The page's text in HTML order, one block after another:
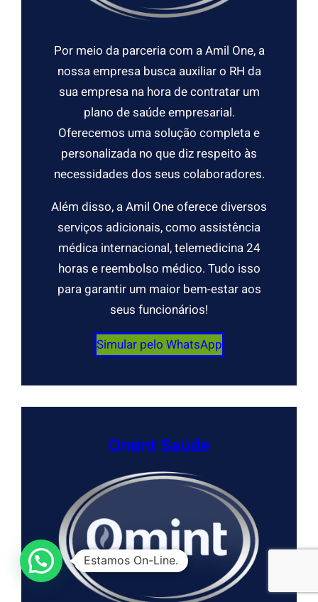
Por meio da parceria com a Amil One, a
nossa empresa busca auxiliar o RH da
sua empresa na hora de contratar um
plano de saúde empresarial.
Oferecemos uma solução completa e
personalizada no que diz respeito às
necessidades dos seus colaboradores.
Além disso, a Amil One oferece diversos
serviços adicionais, como assistência
médica internacional, telemedicina 24
horas e reembolso médico. Tudo isso
para garantir um maior bem-estar aos
seus funcionários!
Simular pelo WhatsApp
Omint Saúde
Estamos On-Line.